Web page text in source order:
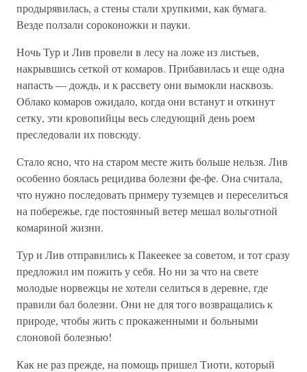
продырявилась, а стены стали хрупкими, как бумага.
Везде ползали сороконожки и пауки.
Ночь Тур и Лив провели в лесу на ложе из листьев,
накрывшись сеткой от комаров. Прибавилась и еще одна
напасть — дождь, и к рассвету они вымокли насквозь.
Облако комаров ожидало, когда они встанут и откинут
сетку, эти кровопийцы весь следующий день роем
преследовали их повсюду.
Стало ясно, что на старом месте жить больше нельзя. Лив
особенно боялась рецидива болезни фе-фе. Она считала,
что нужно последовать примеру туземцев и переселиться
на побережье, где постоянный ветер мешал вольготной
комариной жизни.
Тур и Лив отправились к Пакеекее за советом, и тот сразу
предложил им пожить у себя. Но ни за что на свете
молодые норвежцы не хотели селиться в деревне, где
правили бал болезни. Они не для того возвращались к
природе, чтобы жить с прокаженными и больными
слоновой болезнью!
Как не раз прежде, на помощь пришел Тиоти, который